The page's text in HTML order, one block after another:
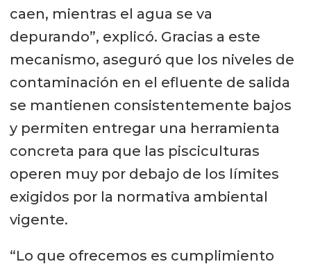
caen, mientras el agua se va
depurando”, explicó. Gracias a este
mecanismo, aseguró que los niveles de
contaminación en el efluente de salida
se mantienen consistentemente bajos
y permiten entregar una herramienta
concreta para que las pisciculturas
operen muy por debajo de los límites
exigidos por la normativa ambiental
vigente.
“Lo que ofrecemos es cumplimiento